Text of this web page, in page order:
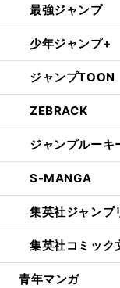
最強ジャンプ
少年ジャンプ+
ジャンプTOON
ZEBRACK
ジャンプルーキ
S-MANGA
集英社ジャンプ
集英社コミック
青年マンガ